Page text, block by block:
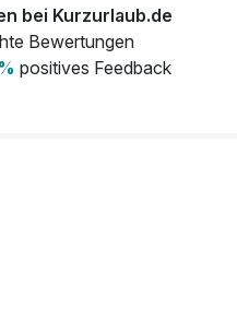
bei Kurzurlaub.de
Bewertungen
positives Feedback